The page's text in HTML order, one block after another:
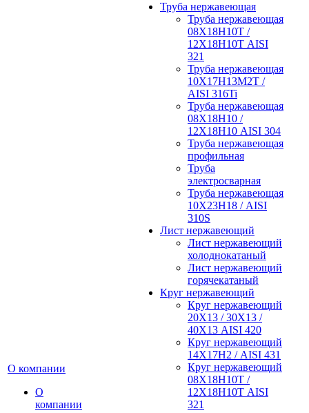
О компании
О
компании
Труба нержавеющая
Труба нержавеющая
08Х18Н10Т /
12Х18Н10Т AISI
321
Труба нержавеющая
10Х17Н13М2Т /
AISI 316Ti
Труба нержавеющая
08Х18Н10 /
12Х18Н10 AISI 304
Труба нержавеющая
профильная
Труба
электросварная
Труба нержавеющая
10Х23Н18 / AISI
310S
Лист нержавеющий
Лист нержавеющий
холоднокатаный
Лист нержавеющий
горячекатаный
Круг нержавеющий
Круг нержавеющий
20Х13 / 30Х13 /
40Х13 AISI 420
Круг нержавеющий
14Х17Н2 / AISI 431
Круг нержавеющий
08Х18Н10Т /
12Х18Н10Т AISI
321